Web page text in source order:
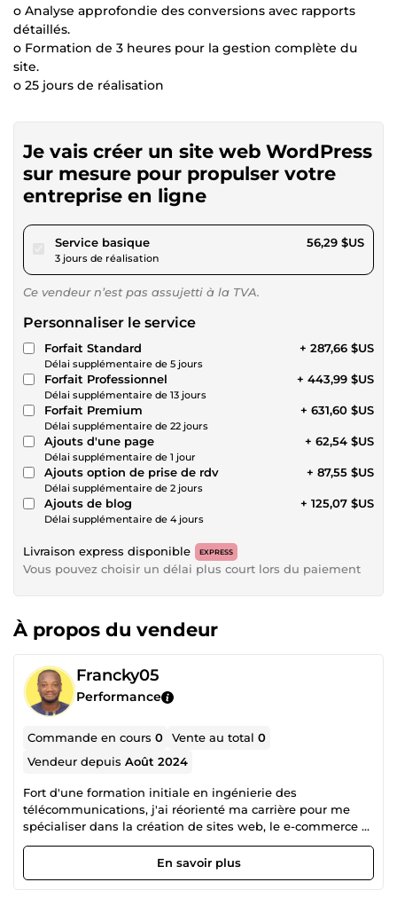
o Analyse approfondie des conversions avec rapports
détaillés.
o Formation de 3 heures pour la gestion complète du
site.
o 25 jours de réalisation
Je vais créer un site web WordPress
sur mesure pour propulser votre
entreprise en ligne
Service basiquepour 51,87 $US
3 jours de réalisation
56,29 $US
Ce vendeur n’est pas assujetti à la TVA.
Personnaliser le service
Forfait Standard
Délai supplémentaire de 5 jours
+ 287,66 $US
Forfait Professionnel
Délai supplémentaire de 13 jours
+ 443,99 $US
Forfait Premium
Délai supplémentaire de 22 jours
+ 631,60 $US
Ajouts d'une page
Délai supplémentaire de 1 jour
+ 62,54 $US
Ajouts option de prise de rdv
Délai supplémentaire de 2 jours
+ 87,55 $US
Ajouts de blog
Délai supplémentaire de 4 jours
+ 125,07 $US
Livraison express disponible EXPRESS
Vous pouvez choisir un délai plus court lors du paiement
À propos du vendeur
Francky05
Performance
Commande en cours0 Vente au total0
Vendeur depuisAoût 2024
Fort d'une formation initiale en ingénierie des
télécommunications, j'ai réorienté ma carrière pour me
spécialiser dans la création de sites web, le e-commerce et
la publicité sur les médias sociaux. Ma solide expérience
technique me permet de concevoir des solutions web
performantes, tandis que ma connaissance approfondie
En savoir plus